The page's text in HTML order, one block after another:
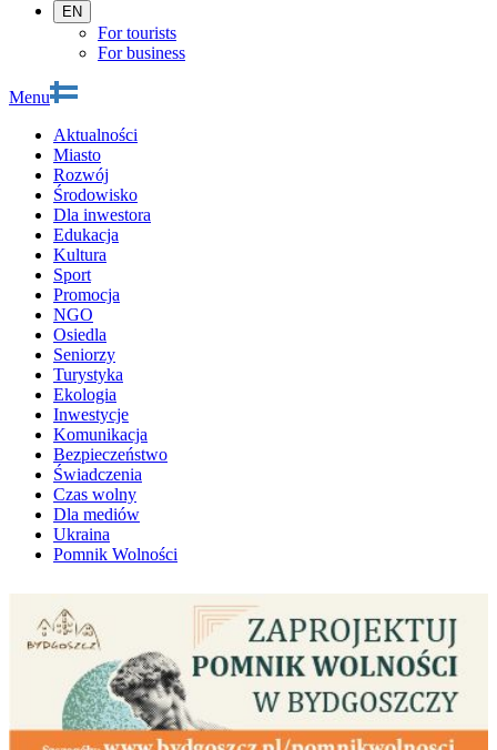
EN
For tourists
For business
Menu
Aktualności
Miasto
Rozwój
Środowisko
Dla inwestora
Edukacja
Kultura
Sport
Promocja
NGO
Osiedla
Seniorzy
Turystyka
Ekologia
Inwestycje
Komunikacja
Bezpieczeństwo
Świadczenia
Czas wolny
Dla mediów
Ukraina
Pomnik Wolności